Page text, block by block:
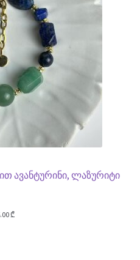
ავანტურინი, ლაზურიტი
₾